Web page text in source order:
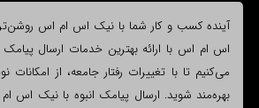
آینده کسب و کار شما با نیک اس ام اس
اس ام اس با ارائه بهترین خدمات ارسال
می‌کنیم تا با تغییرات رفتار جامعه، از
بهره‌مند شوید. ارسال پیامک انبوه با نیک اس